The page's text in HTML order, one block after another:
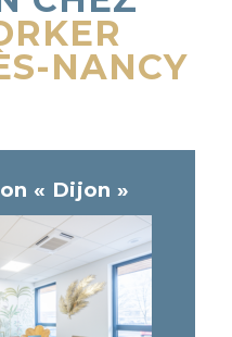
NANCY
« Dijon »